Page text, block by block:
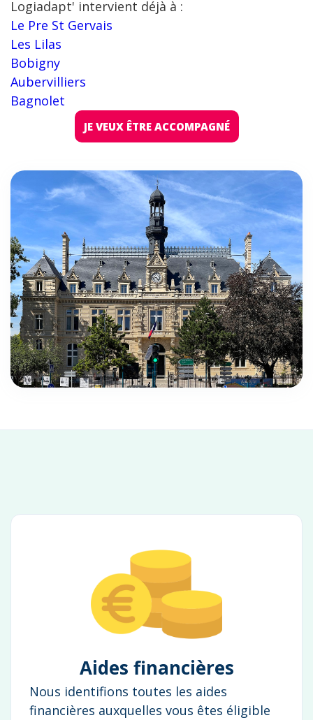
Logiadapt' intervient déjà à :
Le Pre St Gervais
Les Lilas
Bobigny
Aubervilliers
Bagnolet
JE VEUX ÊTRE ACCOMPAGNÉ
Aides financières
Nous identifions toutes les aides
financières auxquelles vous êtes éligible